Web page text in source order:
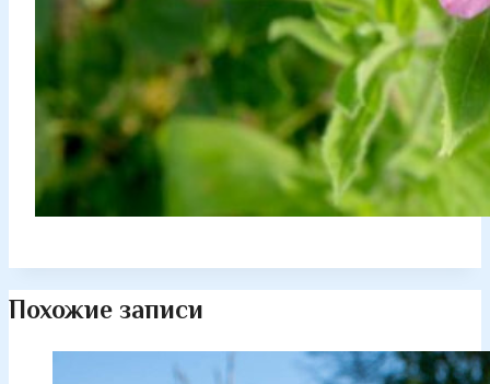
Похожие записи